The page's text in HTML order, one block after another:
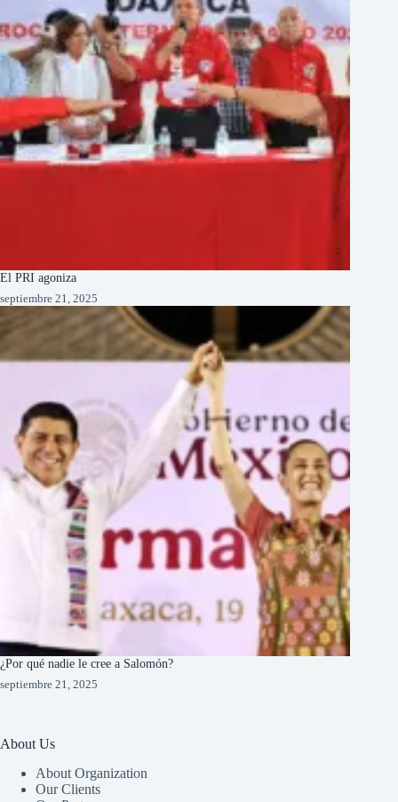
El PRI agoniza
septiembre 21, 2025
¿Por qué nadie le cree a Salomón?
septiembre 21, 2025
About Us
About Organization
Our Clients